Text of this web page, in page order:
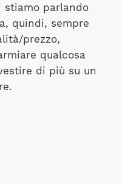
stiamo parlando
quindi, sempre
prezzo,
qualcosa
di più su un